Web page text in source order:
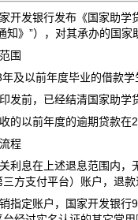
开发银行发布《国家助学
知》 ”），对其承办的国家
围
年及以前年度毕业的借款学
印发前，已经结清国家助学
的以前年度的逾期贷款在
程
利息在上述退息范围内，
方支付平台）账户，退
指定账户，国家开发银行